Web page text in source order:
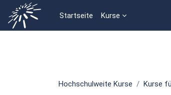
Zum Hauptinhalt
Startseite
Kurse
Hochschulweite Kurse Kurse